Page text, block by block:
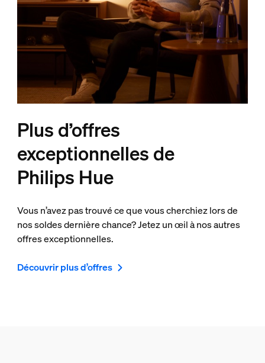
Plus d’offres
exceptionnelles de
Philips Hue
Vous n’avez pas trouvé ce que vous cherchiez lors de
nos soldes dernière chance? Jetez un œil à nos autres
offres exceptionnelles.
Découvrir plus d’offres